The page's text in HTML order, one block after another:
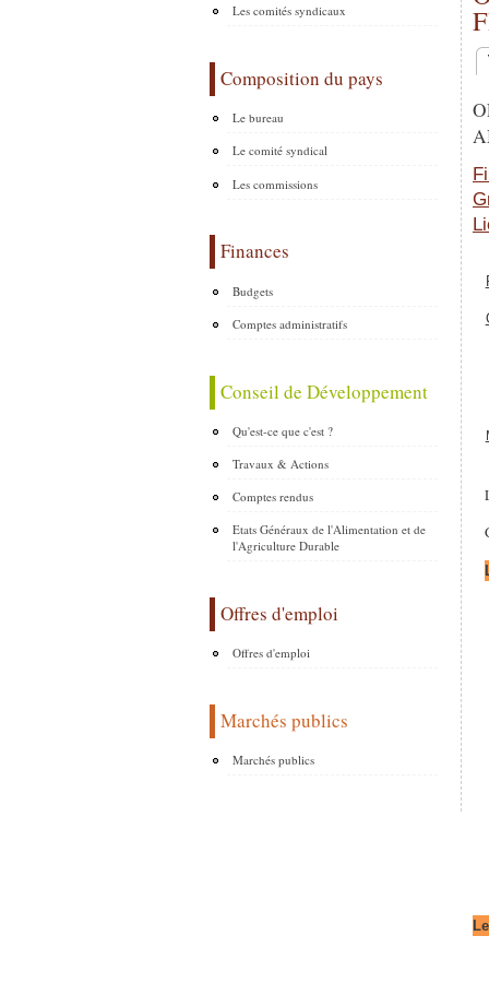
Les comités syndicaux
Composition du pays
Le bureau
Le comité syndical
Les commissions
Finances
Budgets
Comptes administratifs
Conseil de Développement
Qu'est-ce que c'est ?
Travaux & Actions
Comptes rendus
Etats Généraux de l'Alimentation et de
l'Agriculture Durable
Offres d'emploi
Offres d'emploi
Marchés publics
Marchés publics